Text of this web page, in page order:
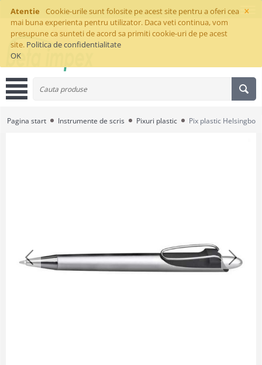
×
Atentie
Cookie-urile sunt folosite pe acest site pentru a oferi cea
mai buna experienta pentru utilizator. Daca veti continua, vom
presupune ca sunteti de acord sa primiti cookie-uri de pe acest
site. Politica de confidentialitate
OK
Pagina start Instrumente de scris Pixuri plastic Pix plastic Helsingborg